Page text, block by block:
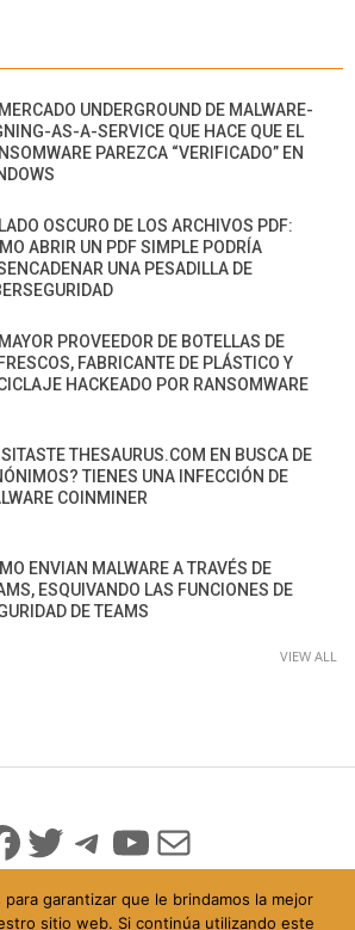
UNDERGROUND DE MALWARE-
AS-A-SERVICE QUE HACE QUE EL
PAREZCA “VERIFICADO” EN
OSCURO DE LOS ARCHIVOS PDF:
ABRIR UN PDF SIMPLE PODRÍA
UNA PESADILLA DE
PROVEEDOR DE BOTELLAS DE
FABRICANTE DE PLÁSTICO Y
HACKEADO POR RANSOMWARE
THESAURUS.COM EN BUSCA DE
TIENES UNA INFECCIÓN DE
COINMINER
ENVIAN MALWARE A TRAVÉS DE
ESQUIVANDO LAS FUNCIONES DE
DE TEAMS
VIEW ALL
Twitter
Telegram
YouTube
Mail
para garantizar que le brindamos la mejor
sitio web. Si continúa utilizando este